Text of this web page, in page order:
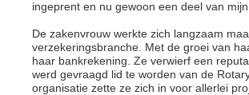
ingeprent en nu gewoon een deel van mijn
De zakenvrouw werkte zich langzaam
verzekeringsbranche. Met de groei van
haar bankrekening. Ze verwierf een
werd gevraagd lid te worden van de
organisatie zette ze zich in voor allerlei